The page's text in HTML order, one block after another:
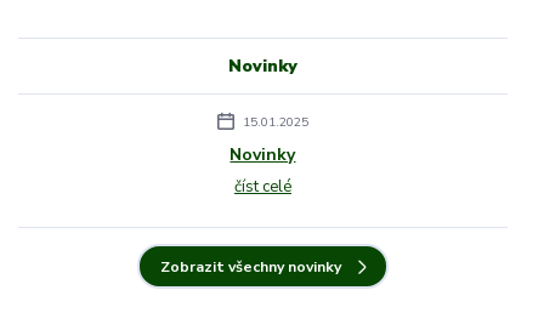
Novinky
15.01.2025
Novinky
číst celé
Zobrazit všechny novinky